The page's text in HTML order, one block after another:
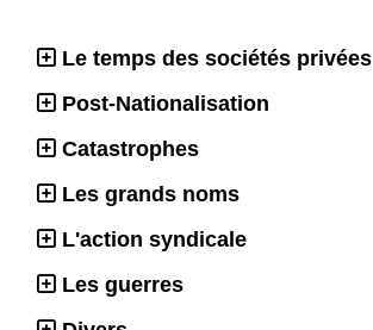
Le temps des sociétés privées
Post-Nationalisation
Catastrophes
Les grands noms
L'action syndicale
Les guerres